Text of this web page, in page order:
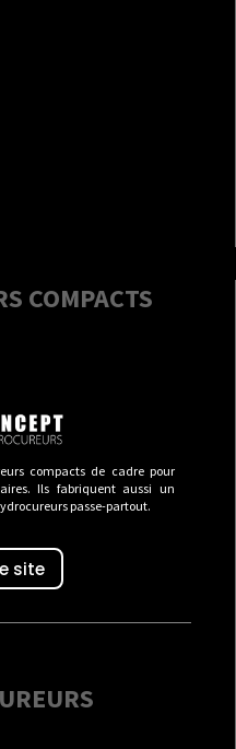
COMPACTS
compacts de cadre pour
Ils fabriquent aussi un
passe-partout.
site